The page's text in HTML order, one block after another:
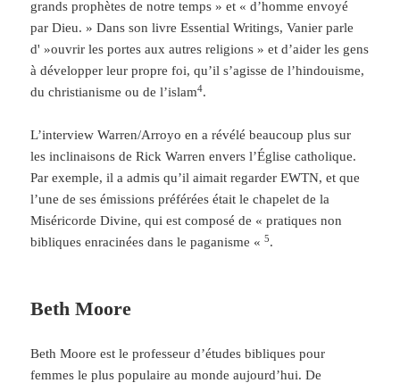
grands prophètes de notre temps » et « d’homme envoyé
par Dieu. » Dans son livre Essential Writings, Vanier parle
d' »ouvrir les portes aux autres religions » et d’aider les gens
à développer leur propre foi, qu’il s’agisse de l’hindouisme,
du christianisme ou de l’islam4.
L’interview Warren/Arroyo en a révélé beaucoup plus sur
les inclinaisons de Rick Warren envers l’Église catholique.
Par exemple, il a admis qu’il aimait regarder EWTN, et que
l’une de ses émissions préférées était le chapelet de la
Miséricorde Divine, qui est composé de « pratiques non
bibliques enracinées dans le paganisme «5.
Beth Moore
Beth Moore est le professeur d’études bibliques pour
femmes le plus populaire au monde aujourd’hui. De